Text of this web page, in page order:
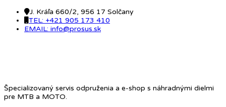
J. Kráľa 660/2, 956 17 Solčany
TEL: +421 905 173 410
EMAIL: info@prosus.sk
Špecializovaný servis odpruženia a e-shop s náhradnými dielmi
pre MTB a MOTO.